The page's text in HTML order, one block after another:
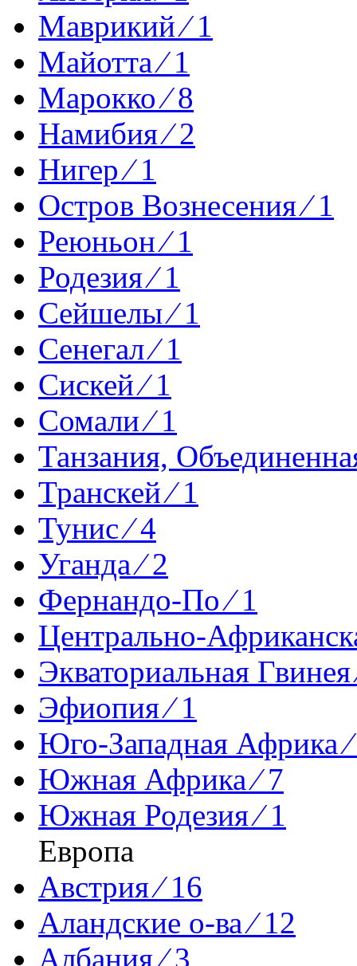
Маврикий ⁄ 1
Майотта ⁄ 1
Марокко ⁄ 8
Намибия ⁄ 2
Нигер ⁄ 1
Остров Вознесения ⁄ 1
Реюньон ⁄ 1
Родезия ⁄ 1
Сейшелы ⁄ 1
Сенегал ⁄ 1
Сискей ⁄ 1
Сомали ⁄ 1
Танзания,
Транскей ⁄ 1
Тунис ⁄ 4
Уганда ⁄ 2
Фернандо-По ⁄ 1
Центрально-
Экваториальная Гвинея
Эфиопия ⁄ 1
Юго-Западная Африка
Южная Африка ⁄ 7
Южная Родезия ⁄ 1
Европа
Австрия ⁄ 16
Аландские о-ва ⁄ 12
Албания ⁄ 3